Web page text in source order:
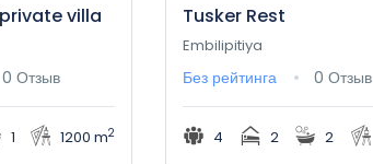
villa
0 Отзыв
1 1200 m2
Tusker Rest
Embilipitiya
Без рейтинга 0 Отзыв
4 2 2